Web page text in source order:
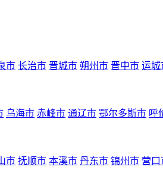
市 长治市 晋城市 朔州市 晋中市 运城
乌海市 赤峰市 通辽市 鄂尔多斯市 呼
市 抚顺市 本溪市 丹东市 锦州市 营口